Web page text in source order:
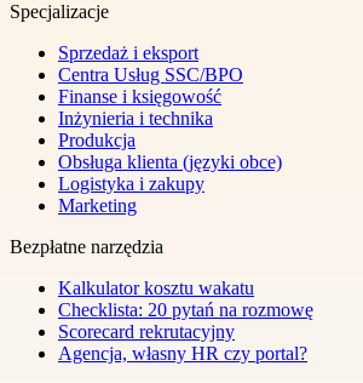
Specjalizacje
Sprzedaż i eksport
Centra Usług SSC/BPO
Finanse i księgowość
Inżynieria i technika
Produkcja
Obsługa klienta (języki obce)
Logistyka i zakupy
Marketing
Bezpłatne narzędzia
Kalkulator kosztu wakatu
Checklista: 20 pytań na rozmowę
Scorecard rekrutacyjny
Agencja, własny HR czy portal?